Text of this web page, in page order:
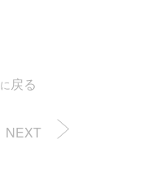
に戻る
NEXT